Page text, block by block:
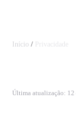
Início / Privacidade
Última atualização: 12